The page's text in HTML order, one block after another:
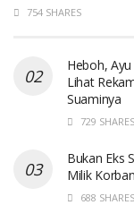
754 SHARES
Heboh,
Lihat
Suaminya
729 SHARES
Bukan Eks
Milik
688 SHARES